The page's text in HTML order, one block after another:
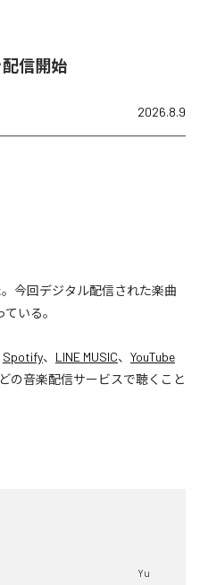
配信開始
2026.8.9
。今回デジタル配信された楽曲
いる。
Spotify、 LINE MUSIC、 YouTube
の音楽配信サービスで聴くこと
Yu